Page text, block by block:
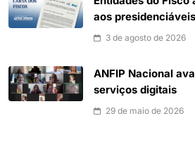
aos presidenciáveis
3 de agosto de 2026
ANFIP Nacional
serviços digitais
29 de maio de 2026